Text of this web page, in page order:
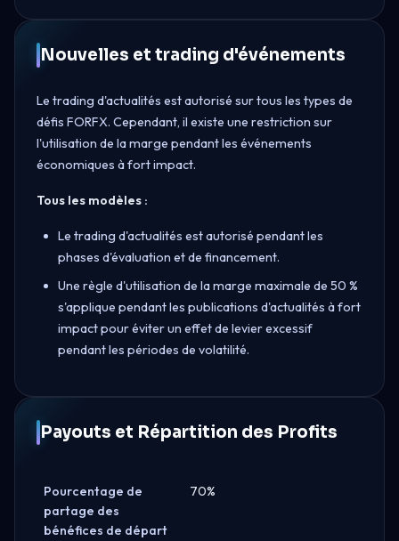
Nouvelles et trading d'événements
Le trading d'actualités est autorisé sur tous les types de
défis FORFX. Cependant, il existe une restriction sur
l'utilisation de la marge pendant les événements
économiques à fort impact.
Tous les modèles :
Le trading d'actualités est autorisé pendant les
phases d'évaluation et de financement.
Une règle d'utilisation de la marge maximale de 50 %
s'applique pendant les publications d'actualités à fort
impact pour éviter un effet de levier excessif
pendant les périodes de volatilité.
Payouts et Répartition des Profits
Pourcentage de
partage des
bénéfices de départ
70%